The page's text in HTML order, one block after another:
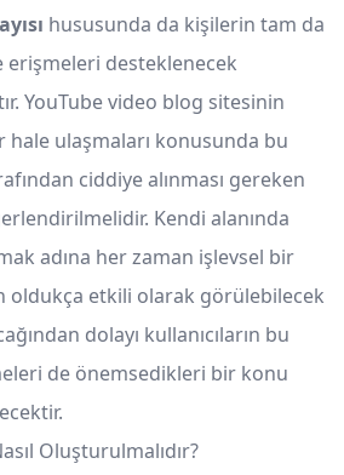
hususunda da kişilerin tam da
desteklenecek
YouTube video blog sitesinin
hale ulaşmaları konusunda bu
ciddiye alınması gereken
Kendi alanında
adına her zaman işlevsel bir
oldukça etkili olarak görülebilecek
dolayı kullanıcıların bu
de önemsedikleri bir konu
Oluşturulmalıdır?